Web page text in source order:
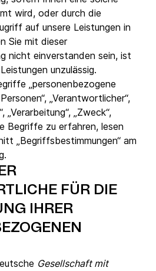
wird, oder durch die
auf unsere Leistungen in
Sie mit dieser
nicht einverstanden sein, ist
unzulässig.
„personenbezogene
„Verantwortlicher“,
„Verarbeitung“, „Zweck“,
Begriffe zu erfahren, lesen
„Begriffsbestimmungen“ am
FÜR DIE
IHRER
Gesellschaft mit